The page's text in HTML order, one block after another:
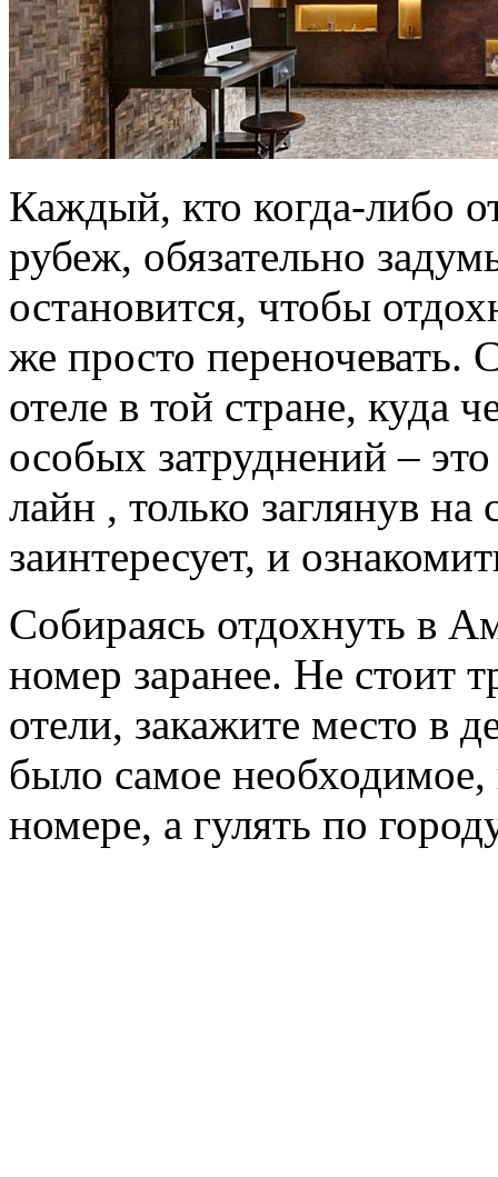
Каждый, кто когда-либо
рубеж, обязательно
остановится, чтобы
же просто переночевать.
отеле в той стране, куда
особых затруднений –
лайн , только заглянув на
заинтересует, и
Собираясь отдохнуть в
номер заранее. Не стоит
отели, закажите место в
было самое необходимое,
номере, а гулять по